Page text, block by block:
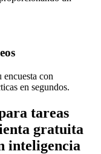
encuesta con
en segundos.
tareas
gratuita
inteligencia